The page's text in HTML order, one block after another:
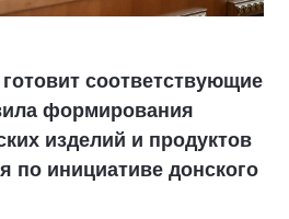
соответствующие
формирования
изделий и продуктов
по инициативе донского